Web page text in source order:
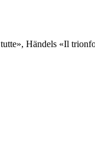
Händels «Il